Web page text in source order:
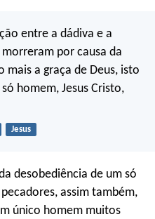
entre a dádiva e a
por causa da
mais a graça de Deus, isto
homem, Jesus Cristo,
Jesus
desobediência de um só
assim também,
único homem muitos